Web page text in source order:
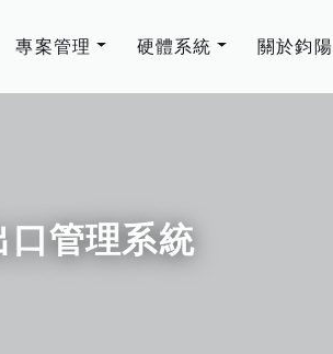
專案管理 硬體系統 關於鈞陽
口管理系統